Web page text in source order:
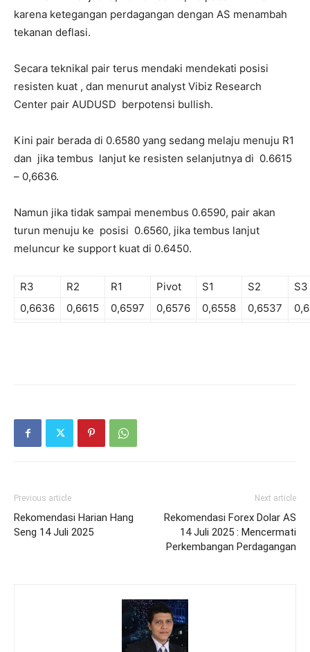
karena ketegangan perdagangan dengan AS menambah
tekanan deflasi.
Secara teknikal pair terus mendaki mendekati posisi
resisten kuat , dan menurut analyst Vibiz Research
Center pair AUDUSD berpotensi bullish.
Kini pair berada di 0.6580 yang sedang melaju menuju R1
dan jika tembus lanjut ke resisten selanjutnya di 0.6615
– 0,6636.
Namun jika tidak sampai menembus 0.6590, pair akan
turun menuju ke posisi 0.6560, jika tembus lanjut
meluncur ke support kuat di 0.6450.
R3 R2 R1 Pivot S1 S2
S3
0,6636
0,6615 0,6597 0,6576 0,6558 0,6537
Previous article
Rekomendasi Harian Hang
Seng 14 Juli 2025
Next article
Rekomendasi Forex Dolar AS
14 Juli 2025 : Mencermati
Perkembangan Perdagangan